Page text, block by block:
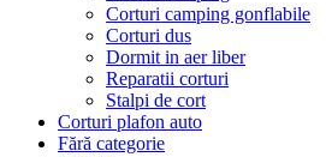
Corturi camping gonflabile
Corturi dus
Dormit in aer liber
Reparatii corturi
Stalpi de cort
Corturi plafon auto
Fără categorie